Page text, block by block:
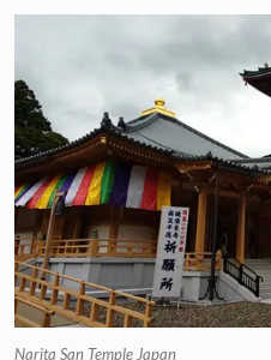
Narita San Temple Japan